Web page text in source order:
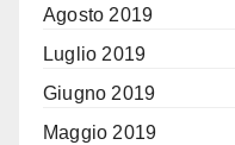
Agosto 2019
Luglio 2019
Giugno 2019
Maggio 2019